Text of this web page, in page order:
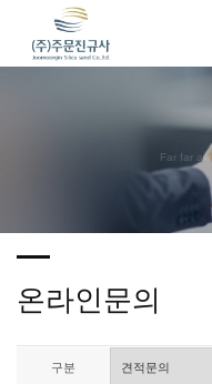
Far far
온라인문의
구분